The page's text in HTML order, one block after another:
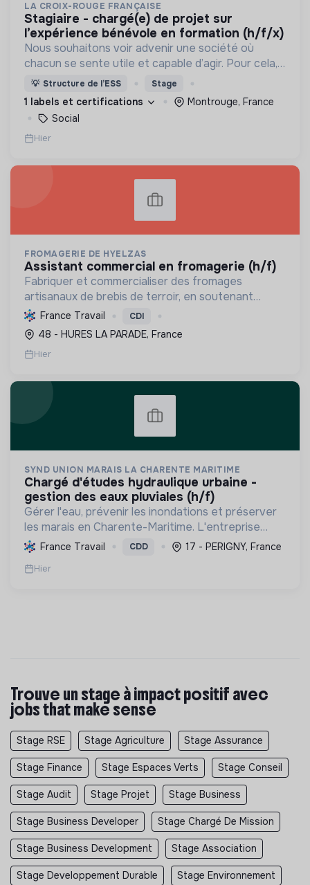
LA CROIX-ROUGE FRANÇAISE
stagiaire - chargé(e) de projet sur
l’expérience bénévole en formation (h/f/x)
Nous souhaitons voir advenir une société où
chacun se sente utile et capable d’agir. Pour cela,
nous proposons des moyens et des lieux
d’engagement innovants et adaptés à tous.
💡 Structure de l’ESS Stage
1 labels et certifications
Montrouge, France
Social
Hier
FROMAGERIE DE HYELZAS
assistant commercial en fromagerie (h/f)
Fabriquer et commercialiser des fromages
artisanaux de brebis de terroir, en soutenant
l'agriculture locale et biologique, et en promouvant
un modèle économique et social équitable.
France Travail CDI
48 - HURES LA PARADE, France
Hier
SYND UNION MARAIS LA CHARENTE MARITIME
chargé d'études hydraulique urbaine -
gestion des eaux pluviales (h/f)
Gérer l'eau, prévenir les inondations et préserver
les marais en Charente-Maritime. L'entreprise
protège la biodiversité et facilite la transition
écologique par une gestion durable des milieux
humide...
France Travail CDD 17 - PERIGNY, France
Hier
Trouve un stage à impact positif avec
jobs that make sense
Stage RSE Stage Agriculture Stage Assurance
Stage Finance Stage Espaces Verts Stage Conseil
Stage Audit Stage Projet Stage Business
Stage Business Developer Stage Chargé De Mission
Stage Business Development Stage Association
Stage Developpement Durable Stage Environnement